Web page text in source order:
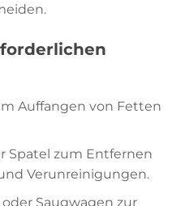
Auffangen von Fetten
Spatel zum Entfernen
Verunreinigungen.
Saugwagen zur